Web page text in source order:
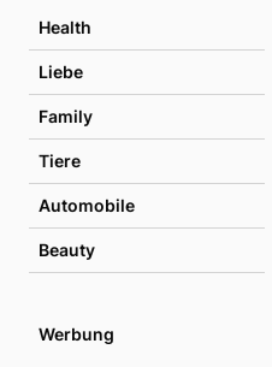
Health
Liebe
Family
Tiere
Automobile
Beauty
Werbung